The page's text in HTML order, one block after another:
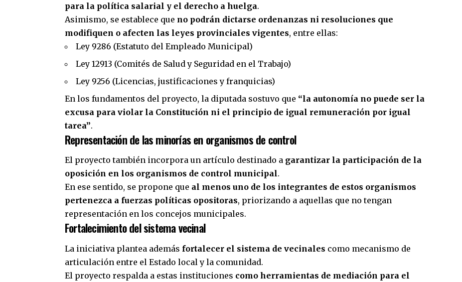
para la política salarial y el derecho a huelga.
Asimismo, se establece que no podrán dictarse ordenanzas ni resoluciones que
modifiquen o afecten las leyes provinciales vigentes, entre ellas:
Ley 9286 (Estatuto del Empleado Municipal)
Ley 12913 (Comités de Salud y Seguridad en el Trabajo)
Ley 9256 (Licencias, justificaciones y franquicias)
En los fundamentos del proyecto, la diputada sostuvo que “la autonomía no puede ser la
excusa para violar la Constitución ni el principio de igual remuneración por igual
tarea”.
Representación de las minorías en organismos de control
El proyecto también incorpora un artículo destinado a garantizar la participación de la
oposición en los organismos de control municipal.
En ese sentido, se propone que al menos uno de los integrantes de estos organismos
pertenezca a fuerzas políticas opositoras, priorizando a aquellas que no tengan
representación en los concejos municipales.
Fortalecimiento del sistema vecinal
La iniciativa plantea además fortalecer el sistema de vecinales como mecanismo de
articulación entre el Estado local y la comunidad.
El proyecto respalda a estas instituciones como herramientas de mediación para el